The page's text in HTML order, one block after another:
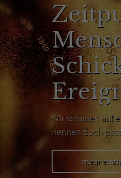
Wir schauen auf
nennen Euch
mehr